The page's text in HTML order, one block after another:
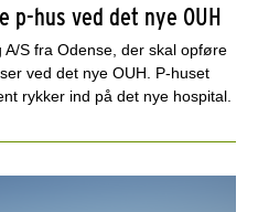
p-hus ved det nye OUH
S fra Odense, der skal opføre
ved det nye OUH. P-huset
rykker ind på det nye hospital.